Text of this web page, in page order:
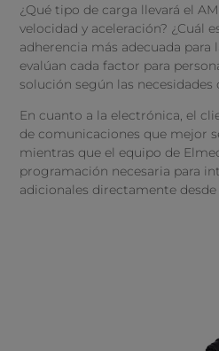
¿Qué tipo de carga llevará el
velocidad y aceleración? ¿Cuál
adherencia más adecuada para
evalúan cada factor para
solución según las necesidades
En cuanto a la electrónica, el
de comunicaciones que mejor
mientras que el equipo de
programación necesaria para
adicionales directamente